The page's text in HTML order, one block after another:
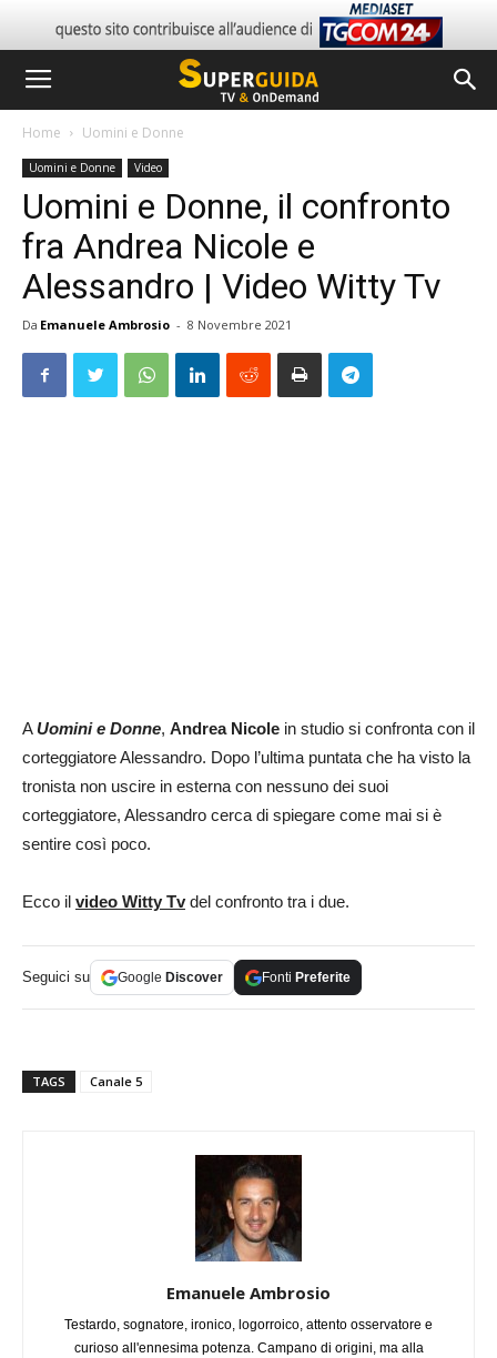
Home Uomini e Donne
Uomini e Donne Video
Uomini e Donne, il confronto
fra Andrea Nicole e
Alessandro | Video Witty Tv
Da Emanuele Ambrosio - 8 Novembre 2021
AUomini e Donne, Andrea Nicole in studio si confronta con il
corteggiatore Alessandro. Dopo l’ultima puntata che ha visto la
tronista non uscire in esterna con nessuno dei suoi
corteggiatore, Alessandro cerca di spiegare come mai si è
sentire così poco.
Ecco il video Witty Tvdel confronto tra i due.
Seguici su Google Discover Fonti Preferite
TAGS Canale 5
Emanuele Ambrosio
Testardo, sognatore, ironico, logorroico, attento osservatore e
curioso all'ennesima potenza. Campano di origini, ma alla